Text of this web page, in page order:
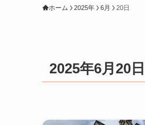
ホーム 2025年 6月 20日
2025年6月20日